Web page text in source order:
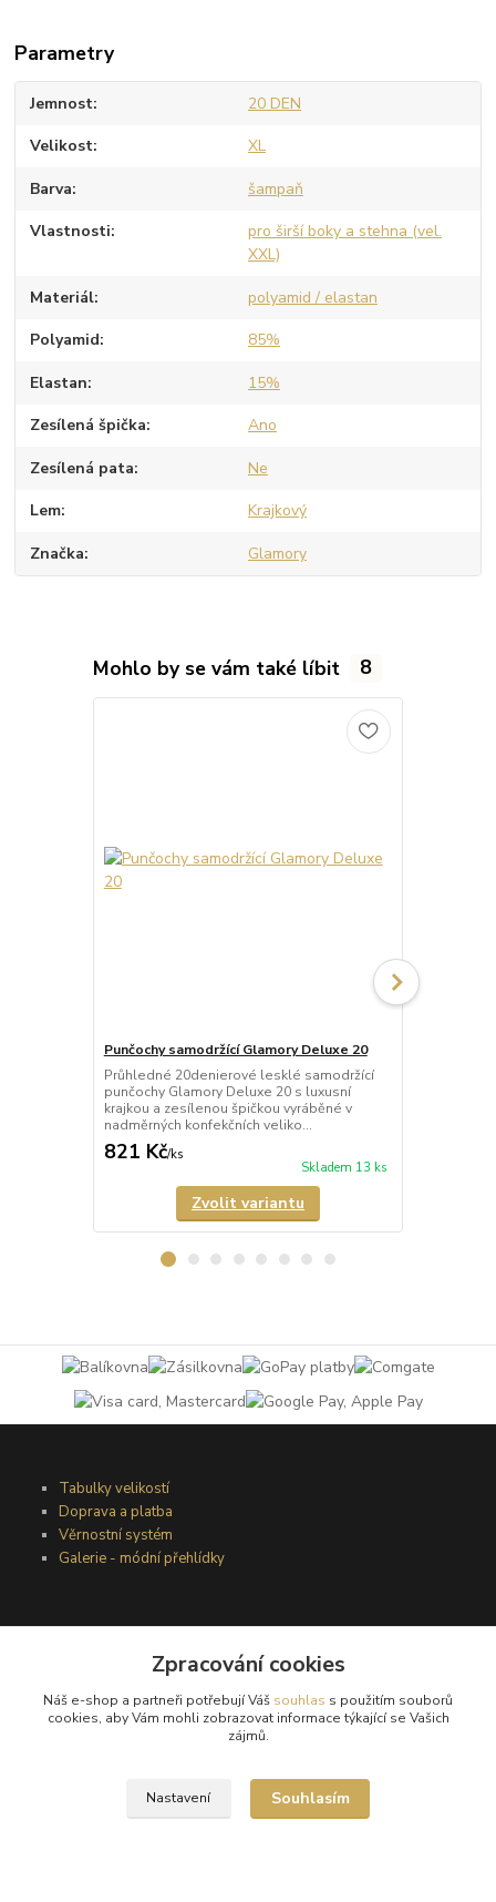
Parametry
Jemnost 20 DEN
Velikost XL
Barva šampaň
Vlastnosti
pro širší boky a stehna (vel.
XXL)
Materiál polyamid / elastan
Polyamid 85%
Elastan 15%
Zesílená špička Ano
Zesílená pata Ne
Lem Krajkový
Značka Glamory
Mohlo by se vám také líbit 8
Punčochy samodržící Glamory Deluxe 20
Průhledné 20denierové lesklé samodržící
punčochy Glamory Deluxe 20 s luxusní
krajkou a zesílenou špičkou vyráběné v
nadměrných konfekčních veliko...
821 Kč/ks
Skladem 13 ks
Zvolit variantu
Tabulky velikostí
Doprava a platba
Věrnostní systém
Galerie - módní přehlídky
Obchodní podmínky
Ochrana osobních údajů
Kontakty
Reklamační řád
Zpracování cookies
Náš e-shop a partneři potřebují Váš souhlas s použitím souborů
cookies, aby Vám mohli zobrazovat informace týkající se Vašich
zájmů.
Nastavení Souhlasím